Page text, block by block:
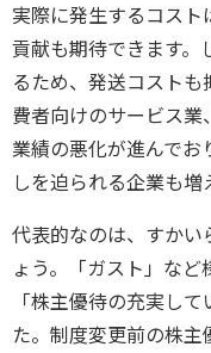
実際に発生するコス
貢献も期待できます。
るため、発送コスト
費者向けのサービス
業績の悪化が進んで
しを迫られる企業も増
代表的なのは、すかい
ょう。「ガスト」な
「株主優待の充実し
た。制度変更前の株